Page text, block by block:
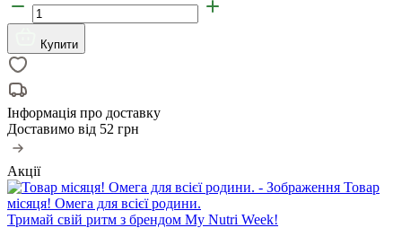
Купити
Інформація про доставку
Доставимо від 52 грн
Акції
Товар
місяця! Омега для всієї родини.
Тримай свій ритм з брендом My Nutri Week!